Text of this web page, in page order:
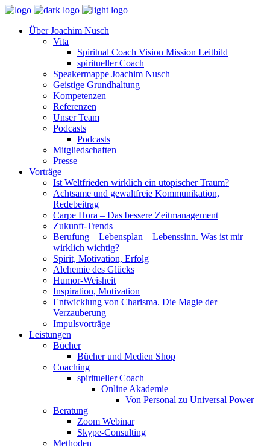
Über Joachim Nusch
Vita
Spiritual Coach Vision Mission Leitbild
spiritueller Coach
Speakermappe Joachim Nusch
Geistige Grundhaltung
Kompetenzen
Referenzen
Unser Team
Podcasts
Podcasts
Mitgliedschaften
Presse
Vorträge
Ist Weltfrieden wirklich ein utopischer Traum?
Achtsame und gewaltfreie Kommunikation,
Redebeitrag
Carpe Hora – Das bessere Zeitmanagement
Zukunft-Trends
Berufung – Lebensplan – Lebenssinn. Was ist mir
wirklich wichtig?
Spirit, Motivation, Erfolg
Alchemie des Glücks
Humor-Weisheit
Inspiration, Motivation
Entwicklung von Charisma. Die Magie der
Verzauberung
Impulsvorträge
Leistungen
Bücher
Bücher und Medien Shop
Coaching
spiritueller Coach
Online Akademie
Von Personal zu Universal Power
Beratung
Zoom Webinar
Skype-Consulting
Methoden